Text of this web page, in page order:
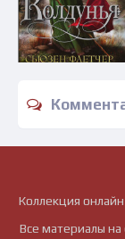
Коллекция
Все материалы